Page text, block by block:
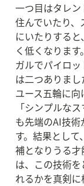
一つ目はタレ
住んでいたり
にいたりする
く低くなりま
ガルでパイロ
は二つありま
ユース五輪に
「シンプルな
も先端のAI技
す。結果とし
補となりうる
は、この技術
れるかを真剣に